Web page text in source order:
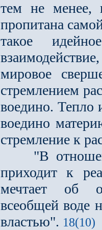
тем не менее,
пропитана
такое
мировое
стремлением
воедино. Тепло
воедино
стремление к
"В
приходит к
мечтает об
всеобщей воде
властью". 18(10)